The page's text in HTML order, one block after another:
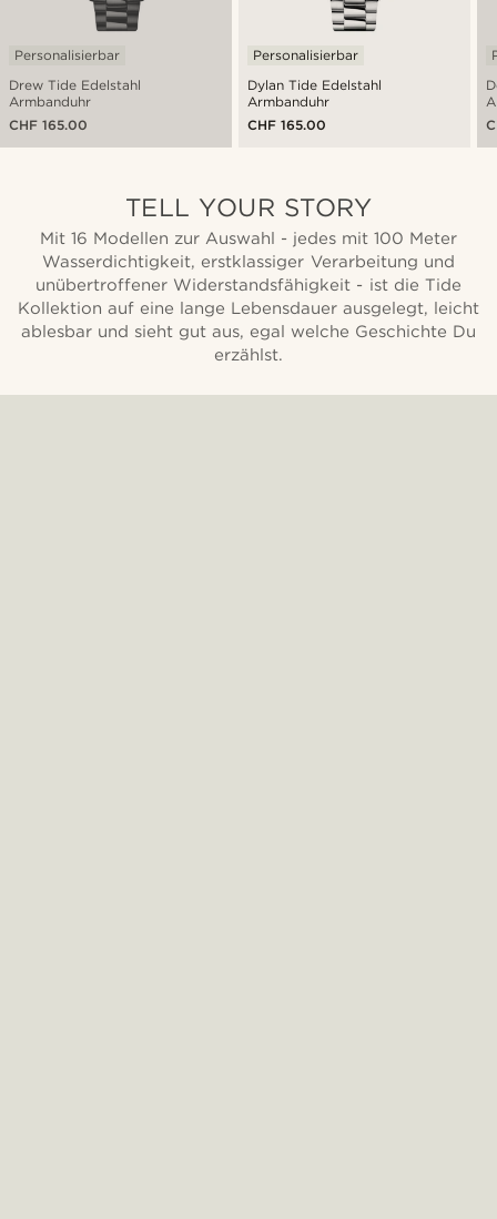
Drew Tide Edelstahl
Armbanduhr
Personalisierbar
CHF 165.00
Dylan Tide Edelstahl
Armbanduhr
Personalisierbar
CHF 165.00
TELL YOUR STORY
Mit 16 Modellen zur Auswahl - jedes mit 100 Meter
Wasserdichtigkeit, erstklassiger Verarbeitung und
unübertroffener Widerstandsfähigkeit - ist die Tide
Kollektion auf eine lange Lebensdauer ausgelegt, leicht
ablesbar und sieht gut aus, egal welche Geschichte Du
erzählst.